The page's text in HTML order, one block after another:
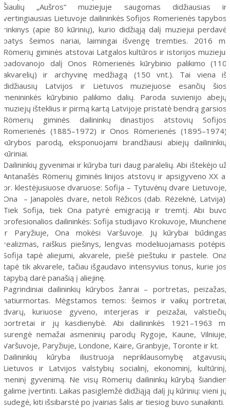
Šiaulių „Aušros“ muziejuje saugomas didžiausias ir
vertingiausias Lietuvoje dailininkės Sofijos Romerienės tapybos
rinkinys (apie 80 kūrinių), kurio didžiąją dalį muziejui perdavė
patys šeimos nariai, laimingai išvengę tremties. 2016 m.
Römerių giminės atstovai Latgalos kultūros ir istorijos muziejui
padovanojo dalį Onos Römerienės kūrybinio palikimo (110
akvarelių) ir archyvinę medžiagą (150 vnt.). Tai viena iš
didžiausių Latvijos ir Lietuvos muziejuose esančių šios
menininkės kūrybinio palikimo dalių. Paroda suvienijo abejų
muziejų išteklius ir pirmą kartą Latvijoje pristatė bendrą garsios
Römerių giminės dailininkų dinastijos atstovių Sofijos
Romerienės (1885–1972) ir Onos Römerienės (1895–1974)
kūrybos parodą, eksponuojami brandžiausi abiejų dailininkių
kūriniai.
Dailininkių gyvenimai ir kūryba turi daug paralelių. Abi ištekėjo už
Antanašės Römerių giminės linijos atstovų ir apsigyveno XX a.
pr. klestėjusiuose dvaruose: Sofija – Tytuvėnų dvare Lietuvoje,
Ona – Janapolės dvare, netoli Rėžicos (dab. Rėzeknė, Latvija).
Tiek Sofija, tiek Ona patyrė emigraciją ir tremtį. Abi buvo
profesionalios dailininkės: Sofija studijavo Krokuvoje, Miunchene
ir Paryžiuje, Ona mokėsi Varšuvoje. Jų kūrybai būdingas
realizmas, raiškus piešinys, lengvas modeliuojamasis potėpis.
Sofija tapė aliejumi, akvarele, piešė pieštuku ir pastele. Ona
tapė tik akvarele, tačiau išgaudavo intensyvius tonus, kurie jos
tapybą darė panašią į aliejinę.
Pagrindiniai dailininkių kūrybos žanrai – portretas, peizažas,
natiurmortas. Mėgstamos temos: šeimos ir vaikų portretai,
dvarų, kuriuose gyveno, interjeras ir peizažai, valstiečių
portretai ir jų kasdienybė. Abi dailininkės 1921–1963 m.
surengė nemažai asmeninių parodų Rygoje, Kaune, Vilniuje,
Varšuvoje, Paryžiuje, Londone, Kaire, Granbyje, Toronte ir kt.
Dailininkių kūryba iliustruoja nepriklausomybę atgavusių
Lietuvos ir Latvijos valstybių socialinį, ekonominį, kultūrinį,
meninį gyvenimą. Ne visų Römerių dailininkų kūrybą šiandien
galime įvertinti. Laikas pasiglemžė didžiąją dalį jų kūrinių: vieni jų
sudegė, kiti išsibarstė po įvairias šalis ar tiesiog buvo sunaikinti.